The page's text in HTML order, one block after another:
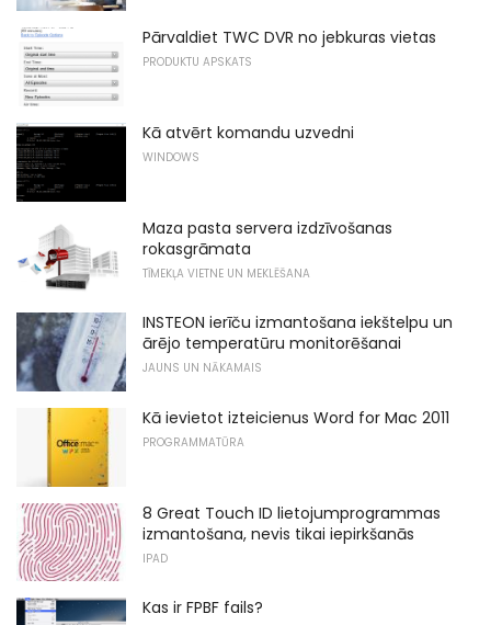
Pārvaldiet TWC DVR no jebkuras vietas
PRODUKTU APSKATS
Kā atvērt komandu uzvedni
WINDOWS
Maza pasta servera izdzīvošanas
rokasgrāmata
TĪMEKĻA VIETNE UN MEKLĒŠANA
INSTEON ierīču izmantošana iekštelpu un
ārējo temperatūru monitorēšanai
JAUNS UN NĀKAMAIS
Kā ievietot izteicienus Word for Mac 2011
PROGRAMMATŪRA
8 Great Touch ID lietojumprogrammas
izmantošana, nevis tikai iepirkšanās
IPAD
Kas ir FPBF fails?